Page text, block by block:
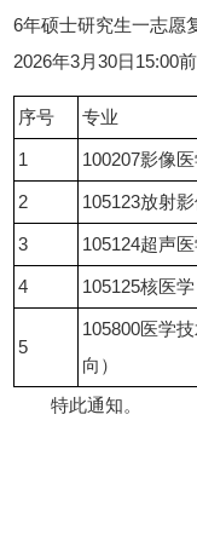
6年硕士研究生一志愿
2026年3月30日15:00
序号 专业
1 100207影像
2 105123放射
3 105124超声
4 105125核医学
5
105800医学
向）
特此通知。